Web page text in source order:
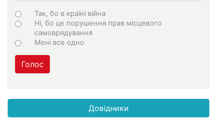
Choices
Так, бо в країні війна
Ні, бо це порушення прав місцевого
самоврядування
Мені все одно
Голос
Довідники